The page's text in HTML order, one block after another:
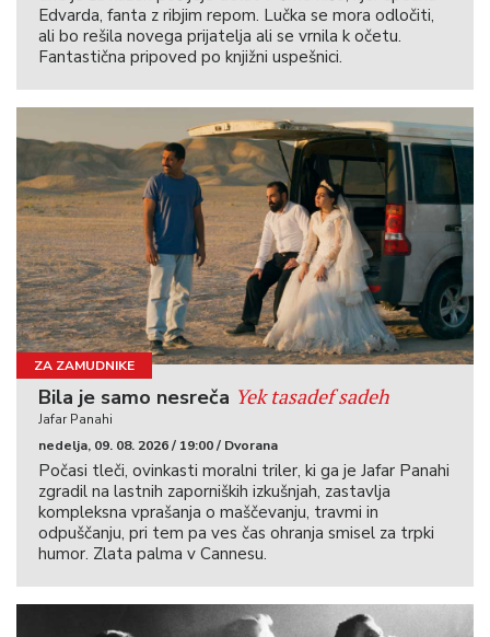
Edvarda, fanta z ribjim repom. Lučka se mora odločiti,
ali bo rešila novega prijatelja ali se vrnila k očetu.
Fantastična pripoved po knjižni uspešnici.
ZA ZAMUDNIKE
Bila je samo nesreča Yek tasadef sadeh
Jafar Panahi
nedelja, 09. 08. 2026 / 19:00 / Dvorana
Počasi tleči, ovinkasti moralni triler, ki ga je Jafar Panahi
zgradil na lastnih zaporniških izkušnjah, zastavlja
kompleksna vprašanja o maščevanju, travmi in
odpuščanju, pri tem pa ves čas ohranja smisel za trpki
humor. Zlata palma v Cannesu.